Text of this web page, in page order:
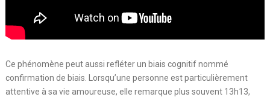
Ce phénomène peut aussi refléter un biais cognitif nommé
confirmation de biais. Lorsqu’une personne est particulièrement
attentive à sa vie amoureuse, elle remarque plus souvent 13h13,